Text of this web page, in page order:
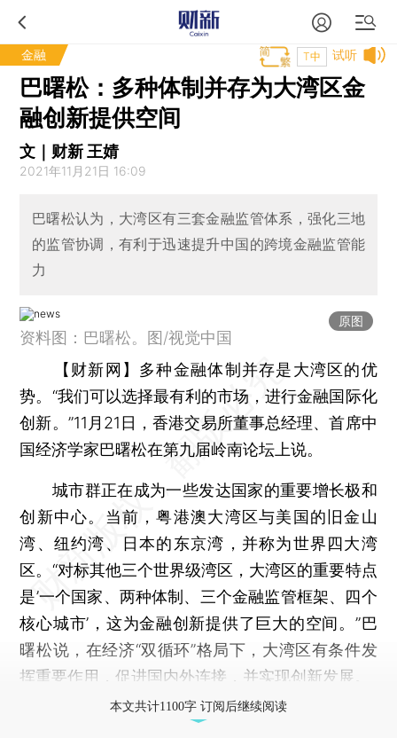
金融 试听
T中
巴曙松：多种体制并存为大湾区金
融创新提供空间
文｜财新 王婧
2021年11月21日 16:09
巴曙松认为，大湾区有三套金融监管体系，强化三地
的监管协调，有利于迅速提升中国的跨境金融监管能
力
原图
资料图：巴曙松。图/视觉中国
【财新网】 多种金融体制并存是大湾区的优
势。“我们可以选择最有利的市场，进行金融国际化
创新。”11月21日，香港交易所董事总经理、首席中
国经济学家巴曙松在第九届岭南论坛上说。
城市群正在成为一些发达国家的重要增长极和
创新中心。当前，粤港澳大湾区与美国的旧金山
湾、纽约湾、日本的东京湾，并称为世界四大湾
区。“对标其他三个世界级湾区，大湾区的重要特点
是’一个国家、两种体制、三个金融监管框架、四个
核心城市’，这为金融创新提供了巨大的空间。”巴
曙松说，在经济“双循环”格局下，大湾区有条件发
挥重要作用，促进国内外连接，并实现创新发展。
本文共计1100字 订阅后继续阅读